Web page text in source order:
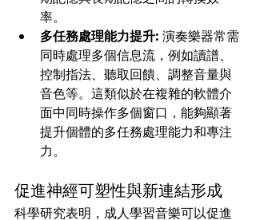
率。
多任務處理能力提升: 演奏樂器常需
同時處理多個信息流，例如讀譜、
控制指法、聽取回饋、調整音量與
音色等。這類似於在複雜的軟體介
面中同時操作多個窗口，能夠顯著
提升個體的多任務處理能力和專注
力。
促進神經可塑性與新連結形成
科學研究表明，成人學習音樂可以促進